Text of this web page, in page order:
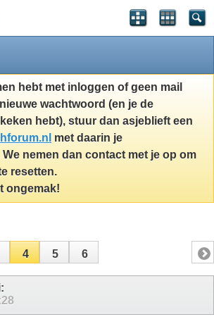
hebt met inloggen of geen mail
wachtwoord (en je de
hebt), stuur dan asjeblieft een
met daarin je
nemen dan contact met je op om
resetten.
ongemak!
4 5 6